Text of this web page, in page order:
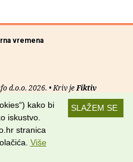
vremena
d.o.o. 2026. • Kriv jeFiktiv
korištenja RSS kanali
na:
SLAŽEM SE
kako bi
iskustvo.
stranica
Više